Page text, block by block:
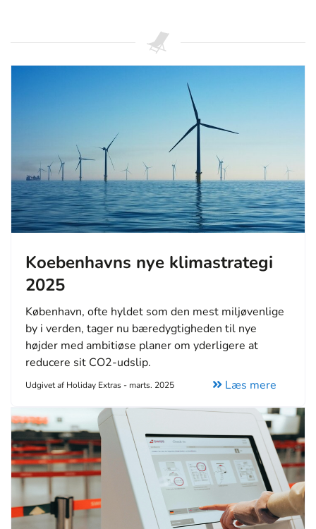
Koebenhavns nye klimastrategi
2025
København, ofte hyldet som den mest miljøvenlige
by i verden, tager nu bæredygtigheden til nye
højder med ambitiøse planer om yderligere at
reducere sit CO2-udslip.
Udgivet af Holiday Extras - marts. 2025 Læs mere